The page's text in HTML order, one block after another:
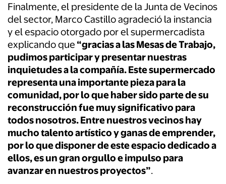
Finalmente, el presidente de la Junta de Vecinos
del sector, Marco Castillo agradeció la instancia
y el espacio otorgado por el supermercadista
explicando que “gracias a las Mesas de Trabajo,
pudimos participar y presentar nuestras
inquietudes a la compañía. Este supermercado
representa una importante pieza para la
comunidad, por lo que haber sido parte de su
reconstrucción fue muy significativo para
todos nosotros. Entre nuestros vecinos hay
mucho talento artístico y ganas de emprender,
por lo que disponer de este espacio dedicado a
ellos, es un gran orgullo e impulso para
avanzar en nuestros proyectos”.